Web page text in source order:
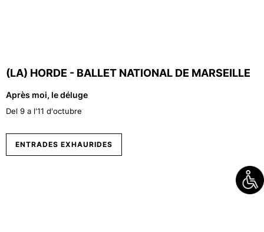
(LA) HORDE - BALLET NATIONAL DE MARSEILLE
Après moi, le déluge
Del 9 a l'11 d'octubre
ENTRADES EXHAURIDES